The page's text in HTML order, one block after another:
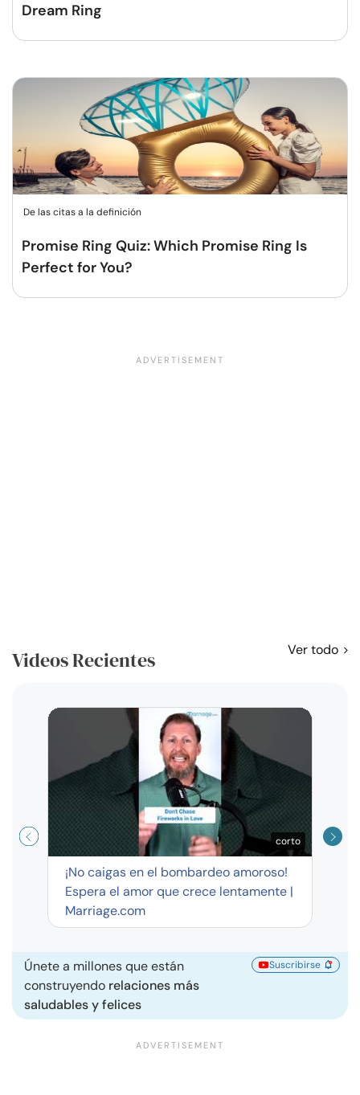
Dream Ring
De las citas a la definición
Promise Ring Quiz: Which Promise Ring Is
Perfect for You?
Videos Recientes Ver todo
corto
¡No caigas en el bombardeo amoroso!
Espera el amor que crece lentamente |
Marriage.com
Únete a millones que están
construyendo relaciones más
saludables y felices
Suscribirse